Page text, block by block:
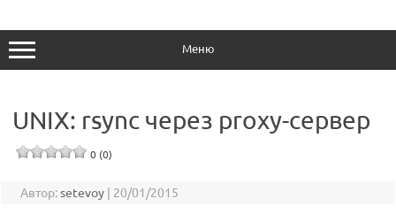
Меню
UNIX: rsync через proxy-сервер
0 (0)
Автор:setevoy | 20/01/2015